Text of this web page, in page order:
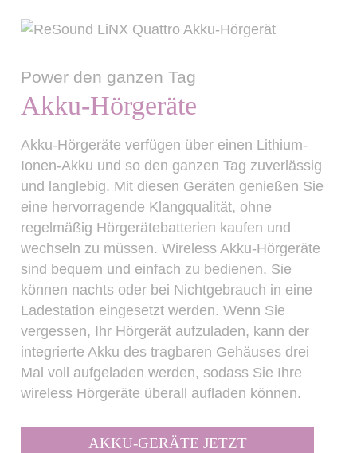
Power den ganzen Tag
Akku-Hörgeräte
Akku-Hörgeräte verfügen über einen Lithium-
Ionen-Akku und so den ganzen Tag zuverlässig
und langlebig. Mit diesen Geräten genießen Sie
eine hervorragende Klangqualität, ohne
regelmäßig Hörgerätebatterien kaufen und
wechseln zu müssen. Wireless Akku-Hörgeräte
sind bequem und einfach zu bedienen. Sie
können nachts oder bei Nichtgebrauch in eine
Ladestation eingesetzt werden. Wenn Sie
vergessen, Ihr Hörgerät aufzuladen, kann der
integrierte Akku des tragbaren Gehäuses drei
Mal voll aufgeladen werden, sodass Sie Ihre
wireless Hörgeräte überall aufladen können.
AKKU-GERÄTE JETZT